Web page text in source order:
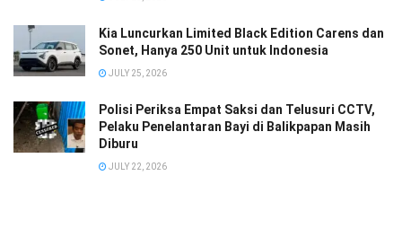
Kia Luncurkan Limited Black Edition Carens dan
Sonet, Hanya 250 Unit untuk Indonesia
JULY 25, 2026
Polisi Periksa Empat Saksi dan Telusuri CCTV,
Pelaku Penelantaran Bayi di Balikpapan Masih
Diburu
JULY 22, 2026